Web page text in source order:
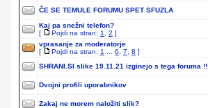
ČE SE TEMULE FORUMU SPET SFUZLA
Kaj pa snežni telefon?
[
Pojdi na stran: 1 2 ]
vprasanje za moderatorje
[
Pojdi na stran: 1 6 7 8 ]
SHRANI.SI slike 19.11.21 izginejo s tega foruma !!
Dvojni profili uporabnikov
Zakaj ne morem naložiti slik?